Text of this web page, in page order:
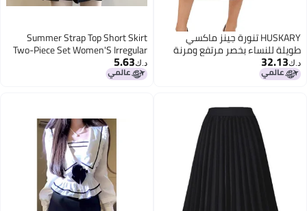
HUSKARY تنورة جينز ماكسي
طويلة للنساء بخصر مرتفع ومرنة
على شكل حرف A بطول تحت الركبة
مع جيوب، لون أزرق فاتح، L
د.ك‏32.13
Summer Strap Top Short Skirt
Two-Piece Set Women'S Irregular
Drawstring Short-Sleeved Shirt
Women'S High Waist Pleated Skirt
د.ك‏5.63